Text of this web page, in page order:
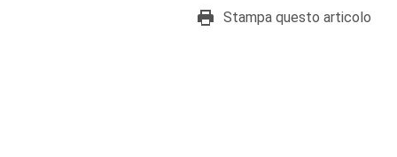
Stampa questo articolo